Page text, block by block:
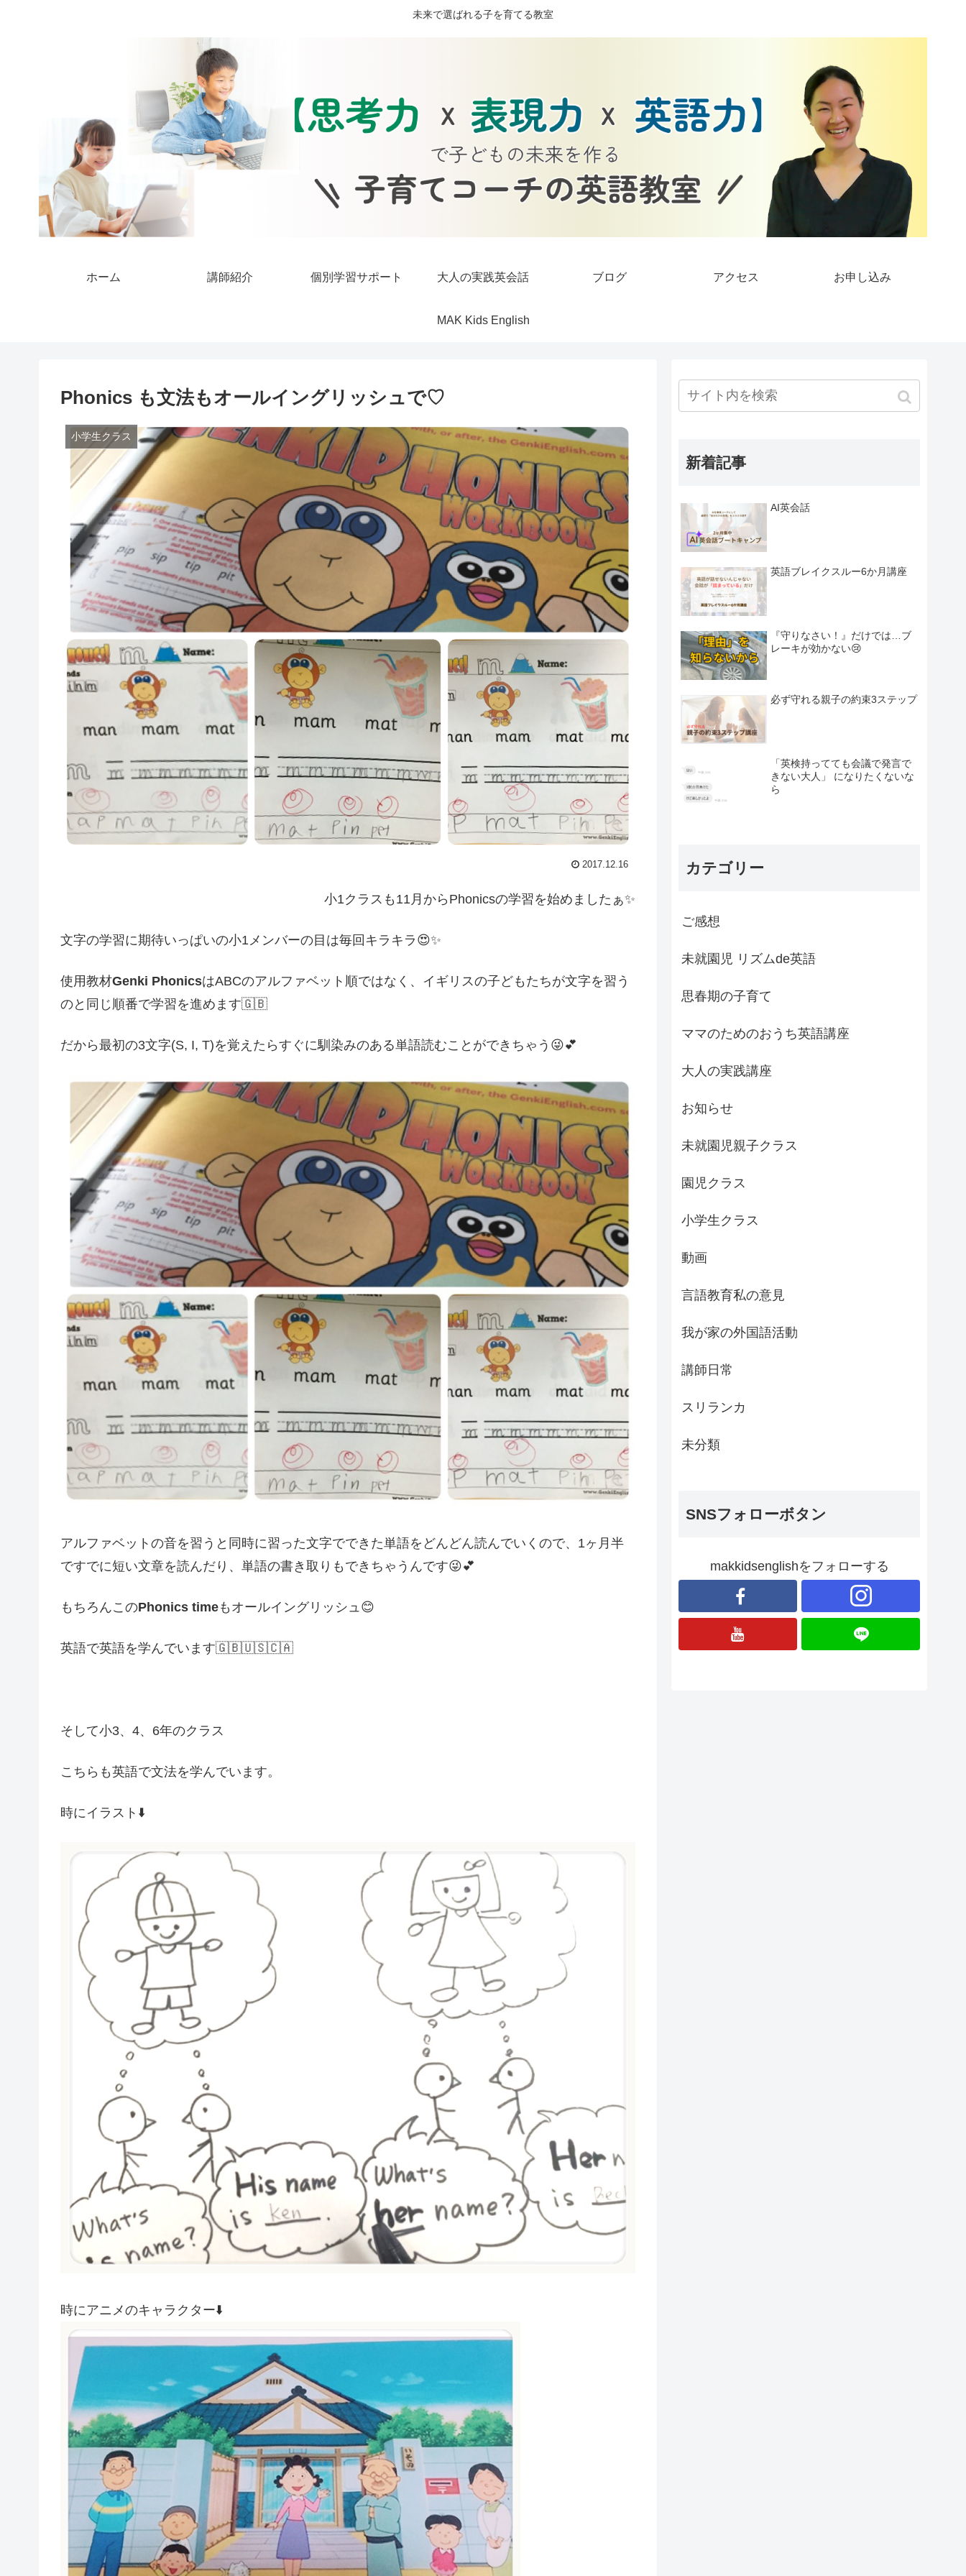
未来で選ばれる子を育てる教室
ホーム 講師紹介 個別学習サポート 大人の実践英会話 ブログ アクセス お申し込み
MAK Kids English
Phonics も文法もオールイングリッシュで♡
小学生クラス
2017.12.16
小1クラスも11月からPhonicsの学習を始めましたぁ✨
文字の学習に期待いっぱいの小1メンバーの目は毎回キラキラ😍✨
使用教材Genki PhonicsはABCのアルファベット順ではなく、イギリスの子どもたちが文字を習う
のと同じ順番で学習を進めます🇬🇧
だから最初の3文字(S, I, T)を覚えたらすぐに馴染みのある単語読むことができちゃう😜💕
アルファベットの音を習うと同時に習った文字でできた単語をどんどん読んでいくので、1ヶ月半
ですでに短い文章を読んだり、単語の書き取りもできちゃうんです😜💕
もちろんこのPhonics timeもオールイングリッシュ😊
英語で英語を学んでいます🇬🇧🇺🇸🇨🇦
そして小3、4、6年のクラス
こちらも英語で文法を学んでいます。
時にイラスト⬇️
時にアニメのキャラクター⬇️
新着記事
AI英会話
英語ブレイクスルー6か月講座
『守りなさい！』だけでは…ブ
レーキが効かない😢
必ず守れる親子の約束3ステップ
「英検持ってても会議で発言で
きない大人」 になりたくないな
ら
カテゴリー
ご感想
未就園児 リズムde英語
思春期の子育て
ママのためのおうち英語講座
大人の実践講座
お知らせ
未就園児親子クラス
園児クラス
小学生クラス
動画
言語教育私の意見
我が家の外国語活動
講師日常
スリランカ
未分類
SNSフォローボタン
makkidsenglishをフォローする